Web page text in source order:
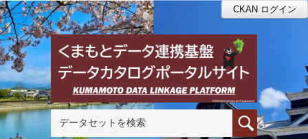
CKAN ログイン